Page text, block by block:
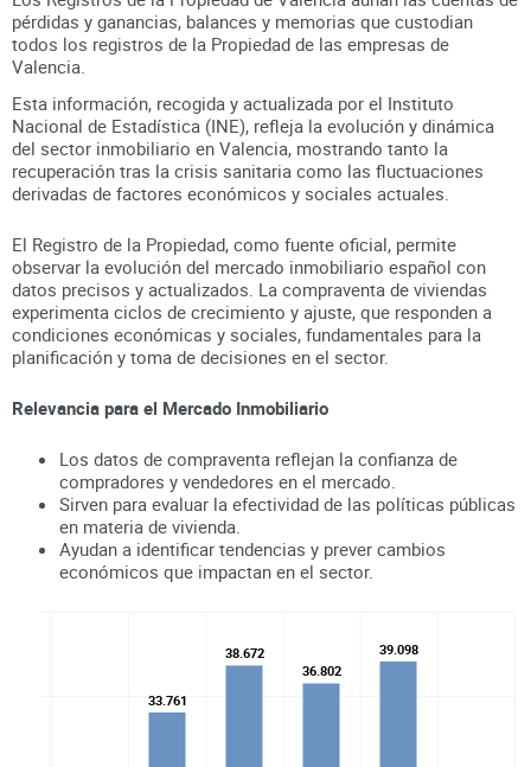
pérdidas y ganancias, balances y memorias que custodian
todos los registros de la Propiedad de las empresas de
Valencia
Esta información, recogida y actualizada por el Instituto
Nacional de Estadística (INE), refleja la evolución y dinámica
del sector inmobiliario en Valencia, mostrando tanto la
recuperación tras la crisis sanitaria como las fluctuaciones
derivadas de factores económicos y sociales actuales.
El Registro de la Propiedad, como fuente oficial, permite
observar la evolución del mercado inmobiliario español con
datos precisos y actualizados. La compraventa de viviendas
experimenta ciclos de crecimiento y ajuste, que responden a
condiciones económicas y sociales, fundamentales para la
planificación y toma de decisiones en el sector.
Relevancia para el Mercado Inmobiliario
Los datos de compraventa reflejan la confianza de
compradores y vendedores en el mercado.
Sirven para evaluar la efectividad de las políticas públicas
en materia de vivienda.
Ayudan a identificar tendencias y prever cambios
económicos que impactan en el sector.
33.761
33.761
38.672
38.672
36.802
36.802
39.098
39.098